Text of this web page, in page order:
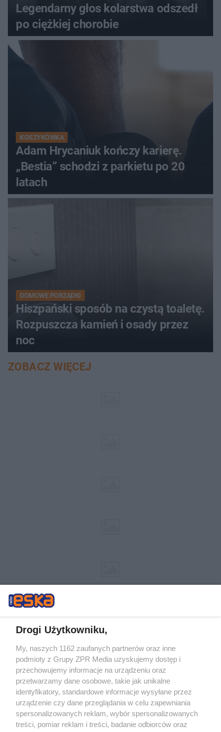
Legendarny głos kolarstwa odszedł
po ciężkiej chorobie
KOSZYKÓWKA
Adam Hrycaniuk kończy karierę.
„Bestia” schodzi z parkietu po 20
latach
DOMOWE PORZĄDKI
Hiszpański sposób na czystą toaletę.
Rozpuszcza kamień i osady przez
noc
ZOBACZ WIĘCEJ
Żaden utwór zamieszczony w serwisie nie może być powielany i
rozpowszechniany lub dalej rozpowszechniany w jakikolwiek sposób (w
tym także elektroniczny lub mechaniczny) na jakimkolwiek polu
eksploatacji w jakiejkolwiek formie, włącznie z umieszczaniem w
Internecie bez pisemnej zgody właściciela praw. Jakiekolwiek użycie lub
wykorzystanie utworów w całości lub w części z naruszeniem prawa,
tzn. bez właściwej zgody, jest zabronione pod groźbą kary i może być
ścigane prawnie.
Drogi Użytkowniku,
My, naszych 1162 zaufanych partnerów oraz inne
podmioty z Grupy ZPR Media uzyskujemy dostęp i
przechowujemy informacje na urządzeniu oraz
przetwarzamy dane osobowe, takie jak unikalne
identyfikatory, standardowe informacje wysyłane przez
urządzenie czy dane przeglądania w celu zapewniania
spersonalizowanych reklam, wybór spersonalizowanych
treści, pomiar reklam i treści, badanie odbiorców oraz